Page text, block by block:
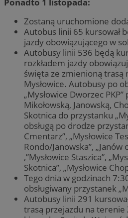
Zostaną uruchomione
Autobus linii 65 kursował
jazdy obowiązującego w
Autobusy linii 536 będą
rozkładem jazdy
święta ze zmienioną trasą
Mysłowice. Autobusy po
„Mysłowice Dworzec
Mikołowską, Janowską,
Skotnica do przystanku
obsługą po drodze
Cmentarz”, „Mysłowice
Rondo/Janowska”,
,”Mysłowice Staszica”,
Skotnica”, „Mysłowice
Tego dnia w godzinach
obsługiwany przystanek
Autobusy linii 291
trasą przejazdu na terenie